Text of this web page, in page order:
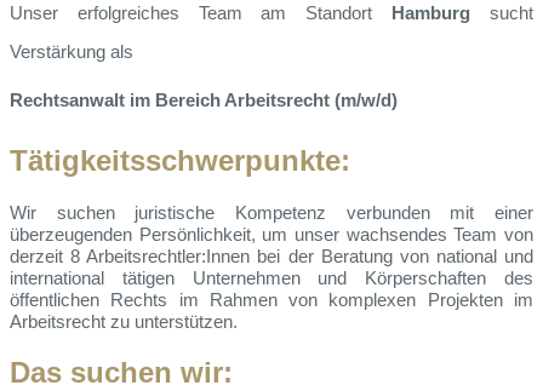
Unser erfolgreiches Team am Standort Hamburg sucht
Verstärkung als
Rechtsanwalt im Bereich Arbeitsrecht (m/w/d)
Tätigkeitsschwerpunkte:
Wir suchen juristische Kompetenz verbunden mit einer
überzeugenden Persönlichkeit, um unser wachsendes Team von
derzeit 8 Arbeitsrechtler:Innen bei der Beratung von national und
international tätigen Unternehmen und Körperschaften des
öffentlichen Rechts im Rahmen von komplexen Projekten im
Arbeitsrecht zu unterstützen.
Das suchen wir: